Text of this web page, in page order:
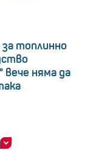
топлинно
вече няма да